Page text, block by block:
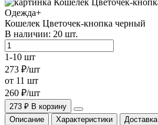
Кошелек Цветочек-кнопка черный
В наличии: 20 шт.
1-10 шт
273 ₽/шт
от 11 шт
260 ₽/шт
273 ₽ В корзину
Описание
Характеристики Доставка